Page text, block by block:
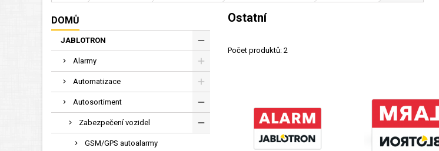
DOMŮ
JABLOTRON
Alarmy
Automatizace
Autosortiment
Zabezpečení vozidel
GSM/GPS autoalarmy
Ostatní
Počet produktů: 2